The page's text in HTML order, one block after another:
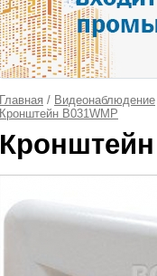
Главная / Видеонаблюдение
Кронштейн B031WMP